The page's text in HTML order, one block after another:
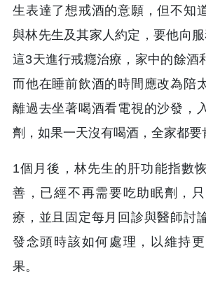
生表達了想戒酒的意願，但不知
與林先生及其家人約定，要他向服
這3天進行戒癮治療，家中的餘酒
而他在睡前飲酒的時間應改為陪
離過去坐著喝酒看電視的沙發，
劑，如果一天沒有喝酒，全家都要
1個月後，林先生的肝功能指數
善，已經不再需要吃助眠劑，
療，並且固定每月回診與醫師討
發念頭時該如何處理，以維持
果。